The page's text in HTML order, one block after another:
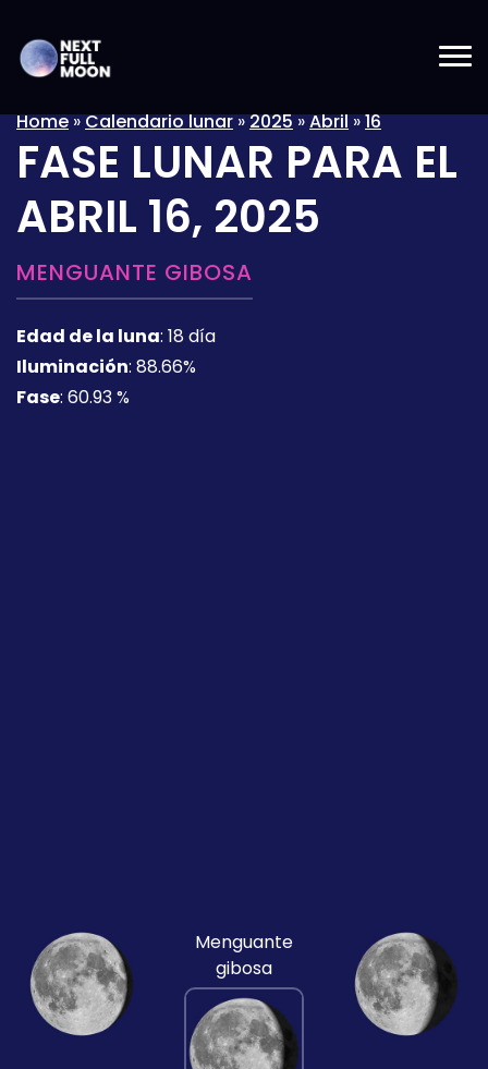
Home»Calendario lunar»2025»Abril»16
FASE LUNAR PARA EL
ABRIL 16, 2025
MENGUANTE GIBOSA
Edad de la luna: 18 día
Iluminación: 88.66%
Fase: 60.93 %
Menguante
gibosa